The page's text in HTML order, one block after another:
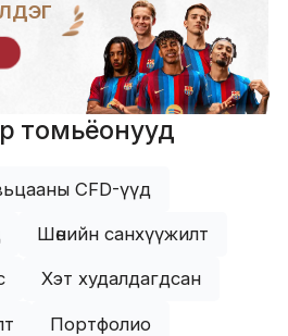
томьёонууд
CFD-үүд
Шөнийн санхүүжилт
Хэт худалдагдсан
Портфолио